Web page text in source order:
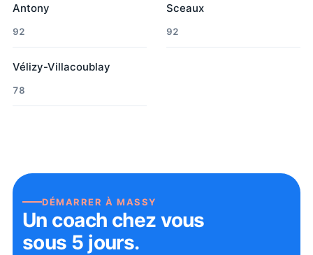
Antony
92
Sceaux
92
Vélizy-Villacoublay
78
DÉMARRER ÀMASSY
Un coach chez vous
sous 5 jours.